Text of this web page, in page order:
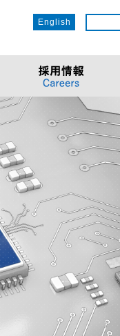
English
ワーク
ューション
ューション
ス
ーション
リューション
ション